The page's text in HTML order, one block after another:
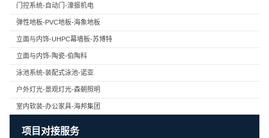
门控系统-自动门-濠振机电
弹性地板-PVC地板-海象地板
立面与内饰-UHPC幕墙板-苏博特
立面与内饰-陶瓷-伯陶科
泳池系统-装配式泳池-诺亚
户外灯光-景观灯光-森朝照明
室内软装-办公家具-海邦集团
项目对接服务